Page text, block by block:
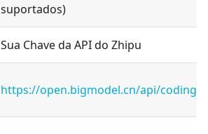
suportados)
Sua Chave da API do Zhipu
https://open.bigmodel.cn/api/coding/